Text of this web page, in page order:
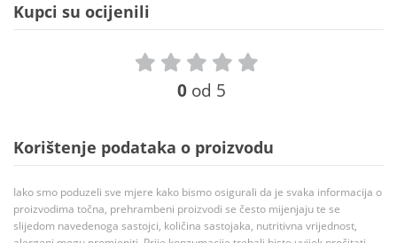
Kupci su ocijenili
0 od 5
Korištenje podataka o proizvodu
Iako smo poduzeli sve mjere kako bismo osigurali da je svaka informacija o
proizvodima točna, prehrambeni proizvodi se često mijenjaju te se
slijedom navedenoga sastojci, količina sastojaka, nutritivna vrijednost,